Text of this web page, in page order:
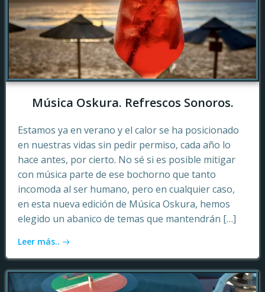
Música Oskura. Refrescos Sonoros.
Estamos ya en verano y el calor se ha posicionado
en nuestras vidas sin pedir permiso, cada año lo
hace antes, por cierto. No sé si es posible mitigar
con música parte de ese bochorno que tanto
incomoda al ser humano, pero en cualquier caso,
en esta nueva edición de Música Oskura, hemos
elegido un abanico de temas que mantendrán […]
Leer más..